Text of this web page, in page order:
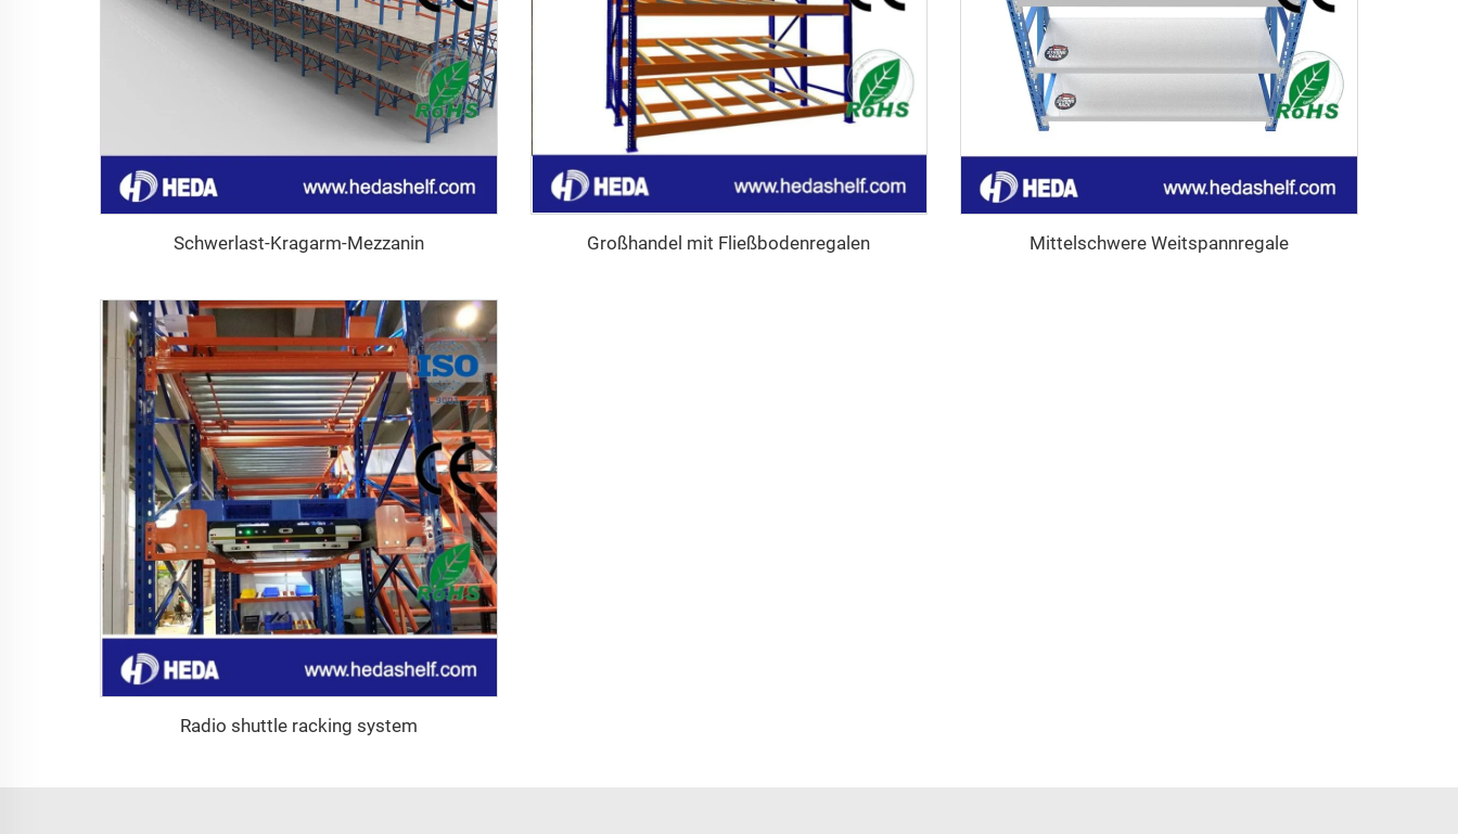
Schwerlast-Kragarm-Mezzanin Großhandel mit Fließbodenregalen Mittelschwere Weitspannregale
Radio shuttle racking system